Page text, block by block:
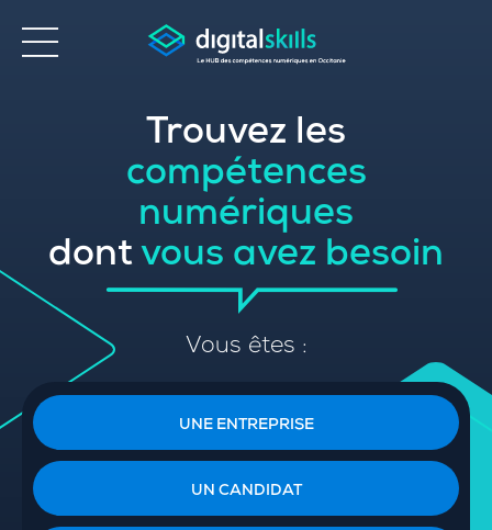
Trouvez les
compétences
numériques
dont vous avez besoin
Vous êtes :
UNE ENTREPRISE
UN CANDIDAT